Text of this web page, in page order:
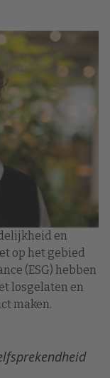
en
op het gebied
(ESG) hebben
losgelaten en
maken.